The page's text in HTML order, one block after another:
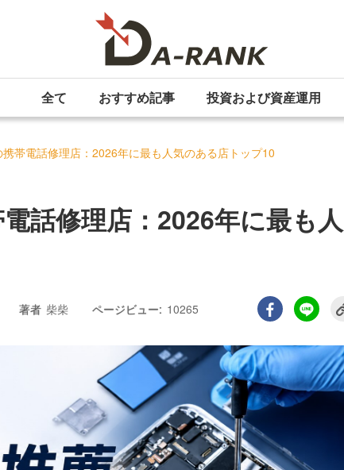
全て おすすめ記事 投資および資産運用
帯電話修理店：2026年に最も人気のある店トップ10
話修理店：2026年に最も人
著者 柴柴 ページビュー: 10265